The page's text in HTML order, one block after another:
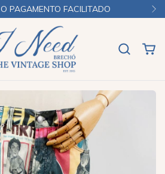
PAGAMENTO FACILITADO